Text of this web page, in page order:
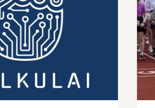
x KalkulAI